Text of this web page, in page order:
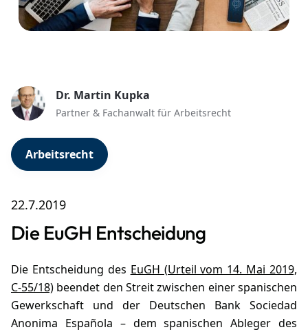
Dr. Martin Kupka
Partner & Fachanwalt für Arbeitsrecht
Arbeitsrecht
22.7.2019
Die EuGH Entscheidung
Die Entscheidung des EuGH (Urteil vom 14. Mai 2019,
C-55/18) beendet den Streit zwischen einer spanischen
Gewerkschaft und der Deutschen Bank Sociedad
Anonima Española – dem spanischen Ableger des